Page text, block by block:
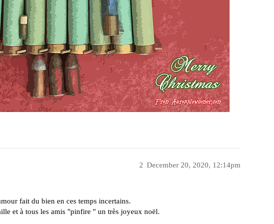
December 20, 2020, 12:14pm
2
fait du bien en ces temps incertains.
et à tous les amis "pinfire " un très joyeux noël.